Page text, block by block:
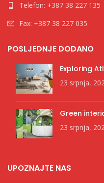
Telefon: +387 38 227 135
Fax: +387 38 227 035
POSLJEDNJE DODANO
Exploring
23 srpnja,
Green
23 srpnja,
UPOZNAJTE NAS